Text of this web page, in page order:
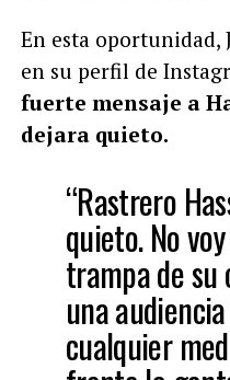
En esta oportunidad,
en su perfil de
fuerte mensaje a
dejara quieto.
“Rastrero
quieto. No
trampa de su
una
cualquier